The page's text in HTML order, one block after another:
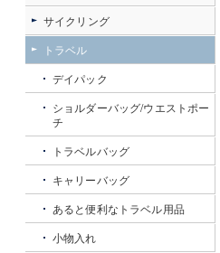
サイクリング
トラベル
デイパック
ショルダーバッグ/ウエストポー
チ
トラベルバッグ
キャリーバッグ
あると便利なトラベル用品
小物入れ